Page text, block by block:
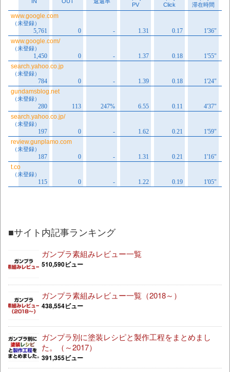
■サイト内記事ランキング
ガンプラ素組みレビュー一覧
510,590ビュー
ガンプラ素組みレビュー一覧（2018～）
438,554ビュー
ガンプラ別に塗装レシピと製作工程をまとめまし
た。（～2017）
391,355ビュー